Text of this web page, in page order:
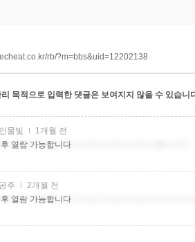
rb/?m=bbs&uid=12202138
목적으로 입력한 댓글은 보여지지 않을 수 있습니